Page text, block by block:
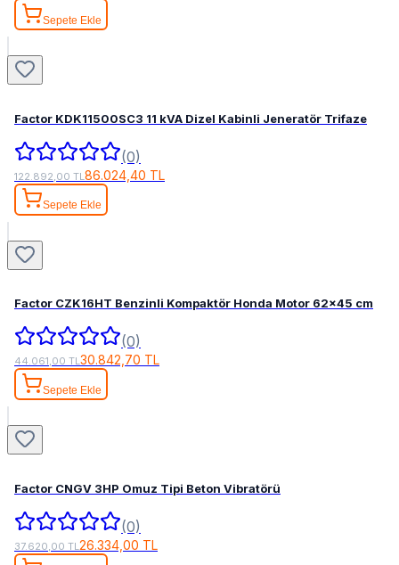
Sepete Ekle
Factor KDK11500SC3 11 kVA Dizel Kabinli Jeneratör Trifaze
(0)
122.892,00 TL 86.024,40 TL
Sepete Ekle
Factor CZK16HT Benzinli Kompaktör Honda Motor 62x45 cm
(0)
44.061,00 TL30.842,70 TL
Sepete Ekle
Factor CNGV 3HP Omuz Tipi Beton Vibratörü
(0)
37.620,00 TL26.334,00 TL